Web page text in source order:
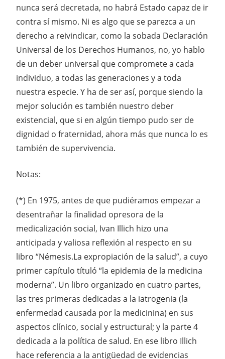
nunca será decretada, no habrá Estado capaz de ir
contra sí mismo. Ni es algo que se parezca a un
derecho a reivindicar, como la sobada Declaración
Universal de los Derechos Humanos, no, yo hablo
de un deber universal que compromete a cada
individuo, a todas las generaciones y a toda
nuestra especie. Y ha de ser así, porque siendo la
mejor solución es también nuestro deber
existencial, que si en algún tiempo pudo ser de
dignidad o fraternidad, ahora más que nunca lo es
también de supervivencia.
Notas:
(*) En 1975, antes de que pudiéramos empezar a
desentrañar la finalidad opresora de la
medicalización social, Ivan Illich hizo una
anticipada y valiosa reflexión al respecto en su
libro “Némesis.La expropiación de la salud”, a cuyo
primer capítulo títuló “la epidemia de la medicina
moderna”. Un libro organizado en cuatro partes,
las tres primeras dedicadas a la iatrogenia (la
enfermedad causada por la medicinina) en sus
aspectos clínico, social y estructural; y la parte 4
dedicada a la política de salud. En ese libro Illich
hace referencia a la antigüedad de evidencias